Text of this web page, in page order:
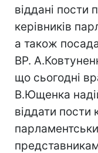
віддані пости
керівників
а також
ВР.
що сьогодні
В.Ющенка
віддати пости